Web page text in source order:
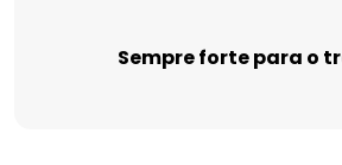
Sempre forte para o